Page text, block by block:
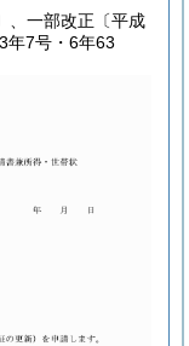
、一部改正〔平成
年7号・6年63